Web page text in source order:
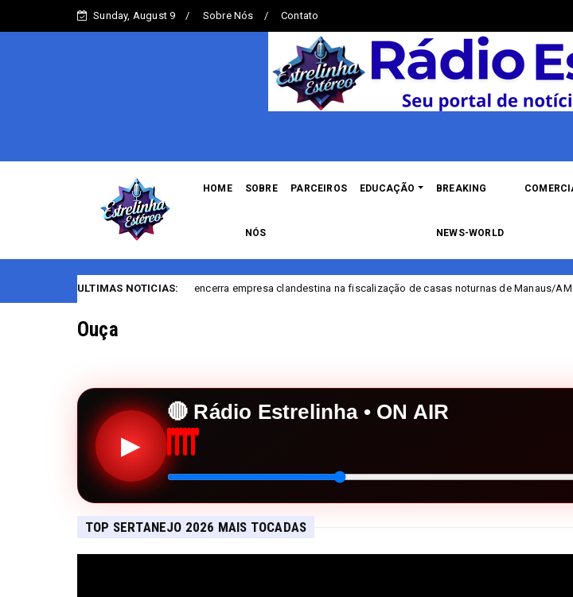
Sunday, August 9 Sobre Nós Contato
HOME SOBRE
NÓS
PARCEIROS EDUCAÇÃO BREAKING
NEWS-WORLD
ULTIMAS NOTICIAS:
PF encerra empresa clandestina na fiscalização de casas noturnas de Manaus/AM Bandeira
Ouça
▶
🔴 Rádio Estrelinha • ON AIR
TOP SERTANEJO 2026 MAIS TOCADAS